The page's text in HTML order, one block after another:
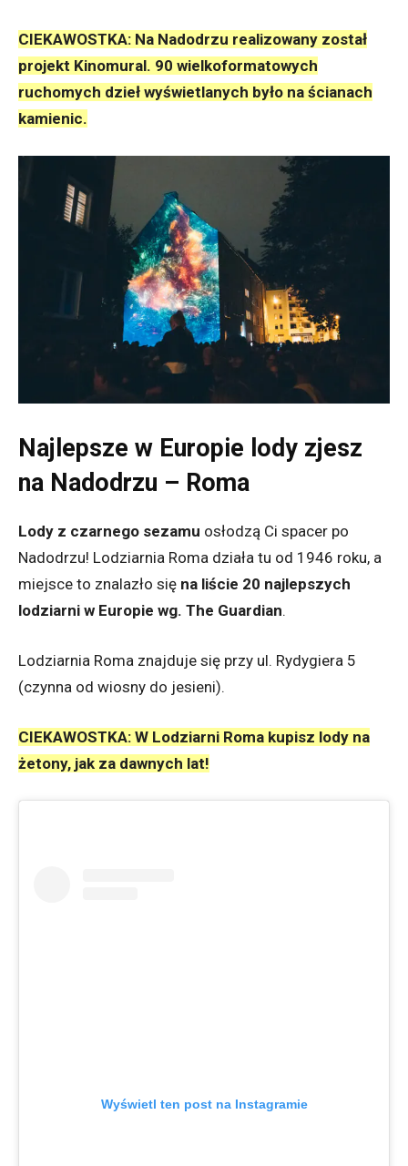
CIEKAWOSTKA: Na Nadodrzu realizowany został
projekt Kinomural. 90 wielkoformatowych
ruchomych dzieł wyświetlanych było na ścianach
kamienic.
Najlepsze w Europie lody zjesz
na Nadodrzu – Roma
Lody z czarnego sezamu osłodzą Ci spacer po
Nadodrzu! Lodziarnia Roma działa tu od 1946 roku, a
miejsce to znalazło się na liście 20 najlepszych
lodziarni w Europie wg. The Guardian.
Lodziarnia Roma znajduje się przy ul. Rydygiera 5
(czynna od wiosny do jesieni).
CIEKAWOSTKA: W Lodziarni Roma kupisz lody na
żetony, jak za dawnych lat!
Wyświetl ten post na Instagramie